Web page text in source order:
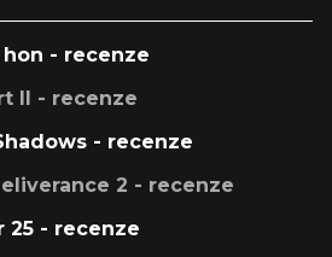
- recenze
II - recenze
- recenze
2 - recenze
25 - recenze